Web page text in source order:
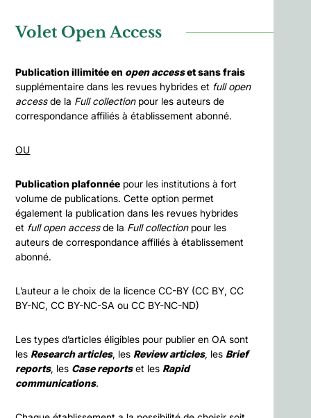
Volet Open Access
Publication illimitée en open accesset sans frais
supplémentaire dans les revues hybrides et full open
accessde la Full collectionpour les auteurs de
correspondance affiliés à établissement abonné.
OU
Publication plafonnée pour les institutions à fort
volume de publications. Cette option permet
également la publication dans les revues hybrides
et full open accessde la Full collectionpour les
auteurs de correspondance affiliés à établissement
abonné.
L’auteur a le choix de la licence CC-BY (CC BY, CC
BY-NC, CC BY-NC-SA ou CC BY-NC-ND)
Les types d’articles éligibles pour publier en OA sont
les Research articles, les Review articles, les Brief
reports, les Case reports et les Rapid
communications.